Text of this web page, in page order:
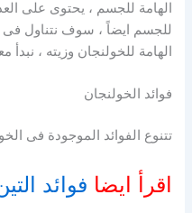
الهامة للجسم ، يحتوى على
للجسم ايضاً ، سوف نتناول فى
الهامة للخولنجان وزيته ، نبدأ
فوائد الخولنجان
تتنوع الفوائد الموجودة فى
اقرأ ايضا فوائد